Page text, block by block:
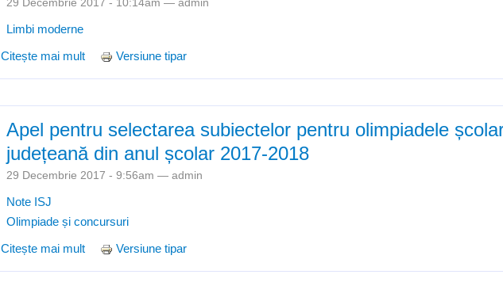
29 Decembrie 2017 - 10:14am —admin
Limbi moderne
Citește mai mult despre Regulament specific privind organizarea și desfășurarea Olimpiadei de
Versiune tipar
Apel pentru selectarea subiectelor pentru olimpiadele
județeană din anul școlar 2017-2018
29 Decembrie 2017 - 9:56am —admin
Note ISJ
Olimpiade și concursuri
Citește mai mult
despre Apel pentru selectarea subiectelor pentru olimpiadele școlare - faza
2017-2018
Versiune tipar